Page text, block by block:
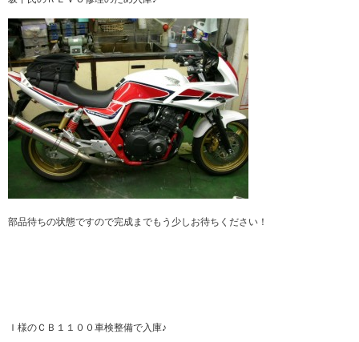
部品待ちの状態ですので完成までもう少しお待ちください！
Ｉ様のＣＢ１１００車検整備で入庫♪